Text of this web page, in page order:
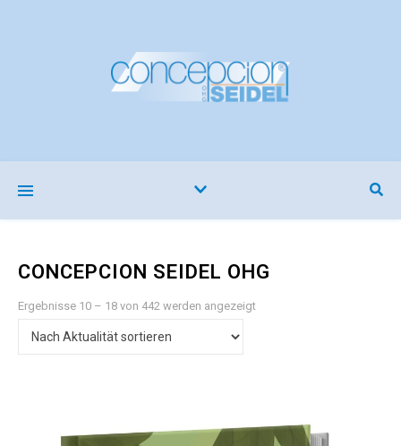
CONCEPCION SEIDEL OHG
Ergebnisse 10 – 18 von 442 werden angezeigtNach Aktualität sortiert